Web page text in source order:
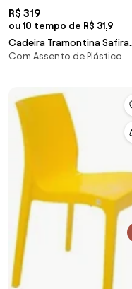
R$ 319
ou 10 tempo de R$ 31,9
Cadeira Tramontina Safira
Vermelha em Polipropileno e
Com Assento de Plástico